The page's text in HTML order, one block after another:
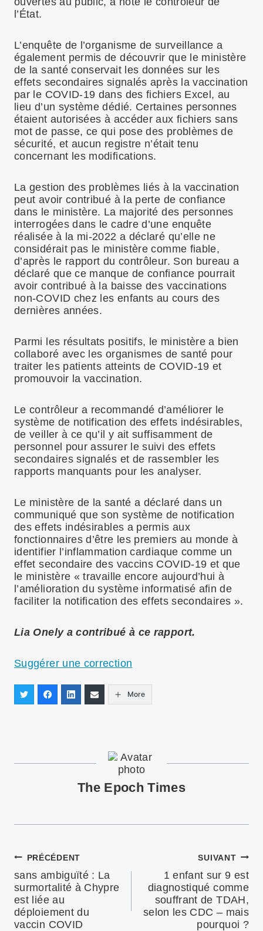
l’État.
L’enquête de l’organisme de surveillance a
également permis de découvrir que le ministère
de la santé conservait les données sur les
effets secondaires signalés après la vaccination
par le COVID-19 dans des fichiers Excel, au
lieu d’un système dédié. Certaines personnes
étaient autorisées à accéder aux fichiers sans
mot de passe, ce qui pose des problèmes de
sécurité, et aucun registre n’était tenu
concernant les modifications.
La gestion des problèmes liés à la vaccination
peut avoir contribué à la perte de confiance
dans le ministère. La majorité des personnes
interrogées dans le cadre d’une enquête
réalisée à la mi-2022 a déclaré qu’elle ne
considérait pas le ministère comme fiable,
d’après le rapport du contrôleur. Son bureau a
déclaré que ce manque de confiance pourrait
avoir contribué à la baisse des vaccinations
non-COVID chez les enfants au cours des
dernières années.
Parmi les résultats positifs, le ministère a bien
collaboré avec les organismes de santé pour
traiter les patients atteints de COVID-19 et
promouvoir la vaccination.
Le contrôleur a recommandé d’améliorer le
système de notification des effets indésirables,
de veiller à ce qu’il y ait suffisamment de
personnel pour assurer le suivi des effets
secondaires signalés et de rassembler les
rapports manquants pour les analyser.
Le ministère de la santé a déclaré dans un
communiqué que son système de notification
des effets indésirables a permis aux
fonctionnaires d’être les premiers au monde à
identifier l’inflammation cardiaque comme un
effet secondaire des vaccins COVID-19 et que
le ministère « travaille encore aujourd’hui à
l’amélioration du système informatisé afin de
faciliter la notification des effets secondaires ».
Lia Onely a contribué à ce rapport.
Suggérer une correction
More
The Epoch Times
Navigation
de
l’article
PRÉCÉDENT
sans ambiguïté : La
surmortalité à Chypre
est liée au
déploiement du
vaccin COVID
SUIVANT
1 enfant sur 9 est
diagnostiqué comme
souffrant de TDAH,
selon les CDC – mais
pourquoi ?